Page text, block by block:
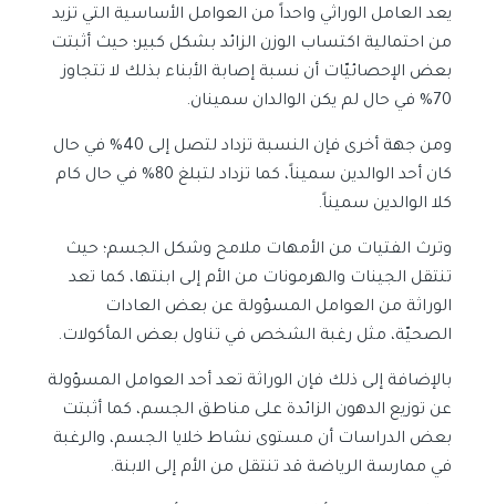
يعد العامل الوراثي واحداً من العوامل الأساسية التي تزيد
من احتمالية اكتساب الوزن الزائد بشكل كبير؛ حيث أثبتت
بعض الإحصائيّات أن نسبة إصابة الأبناء بذلك لا تتجاوز
70% في حال لم يكن الوالدان سمينان.
ومن جهة أخرى فإن النسبة تزداد لتصل إلى 40% في حال
كان أحد الوالدين سميناً، كما تزداد لتبلغ 80% في حال كام
كلا الوالدين سميناً.
وترث الفتيات من الأمهات ملامح وشكل الجسم؛ حيث
تنتقل الجينات والهرمونات من الأم إلى ابنتها، كما تعد
الوراثة من العوامل المسؤولة عن بعض العادات
الصحيّة، مثل رغبة الشخص في تناول بعض المأكولات.
بالإضافة إلى ذلك فإن الوراثة تعد أحد العوامل المسؤولة
عن توزيع الدهون الزائدة على مناطق الجسم، كما أثبتت
بعض الدراسات أن مستوى نشاط خلايا الجسم، والرغبة
في ممارسة الرياضة قد تنتقل من الأم إلى الابنة.